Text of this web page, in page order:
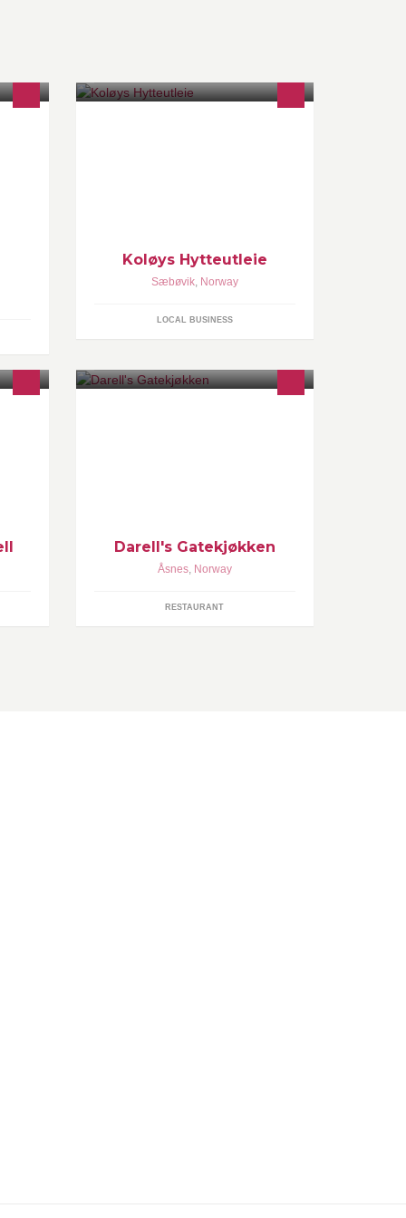
Koløys Hytteutleie
Sæbøvik, Norway
LOCAL BUSINESS
Darell's Gatekjøkken
Åsnes, Norway
RESTAURANT